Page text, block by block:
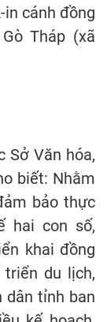
in cánh đồng
Tháp (xã
Sở Văn hóa,
biết: Nhằm
bảo thực
hai con số,
khai đồng
triển du lịch,
dân tỉnh ban